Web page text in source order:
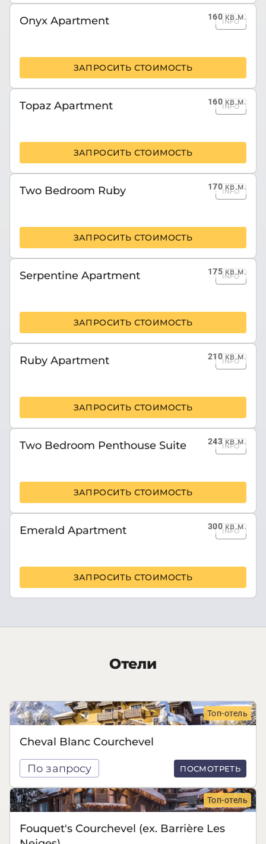
160кв.м.
Onyx Apartment INFO
ЗАПРОСИТЬ СТОИМОСТЬ
160кв.м.
Topaz Apartment INFO
ЗАПРОСИТЬ СТОИМОСТЬ
170кв.м.
Two Bedroom Ruby INFO
ЗАПРОСИТЬ СТОИМОСТЬ
175кв.м.
Serpentine Apartment INFO
ЗАПРОСИТЬ СТОИМОСТЬ
210кв.м.
Ruby Apartment INFO
ЗАПРОСИТЬ СТОИМОСТЬ
243кв.м.
Two Bedroom Penthouse Suite INFO
ЗАПРОСИТЬ СТОИМОСТЬ
300кв.м.
Emerald Apartment INFO
ЗАПРОСИТЬ СТОИМОСТЬ
Отели
Топ-отель
Cheval Blanc Courchevel
По запросу ПОСМОТРЕТЬ
Топ-отель
Fouquet's Courchevel (ex. Barrière Les